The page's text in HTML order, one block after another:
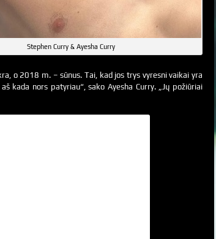
Stephen Curry & Ayesha Curry
o 2018 m. – sūnus. Tai, kad jos trys vyresni vaikai yra
kada nors patyriau“, sako Ayesha Curry. „Jų požiūriai